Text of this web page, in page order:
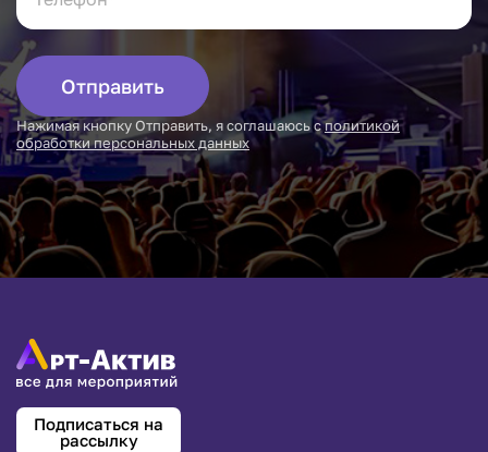
Отправить
Нажимая кнопку Отправить, я соглашаюсь сполитикой
обработки персональных данных
Подписаться на
рассылку